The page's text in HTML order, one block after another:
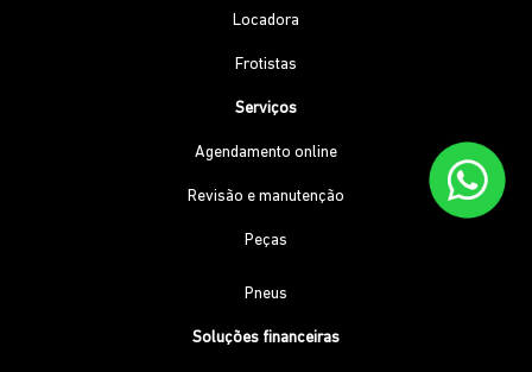
Locadora
Frotistas
Serviços
Agendamento online
Revisão e manutenção
Peças
Pneus
Soluções financeiras